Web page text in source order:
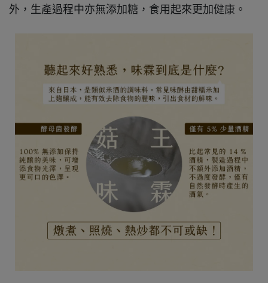
外，生產過程中亦無添加糖，食用起來更加健康。